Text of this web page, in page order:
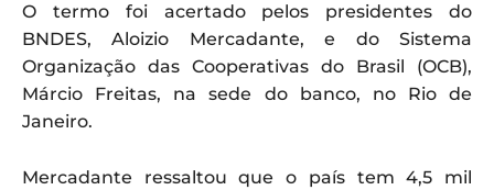
O termo foi acertado pelos presidentes do
BNDES, Aloizio Mercadante, e do Sistema
Organização das Cooperativas do Brasil (OCB),
Márcio Freitas, na sede do banco, no Rio de
Janeiro.
Mercadante ressaltou que o país tem 4,5 mil